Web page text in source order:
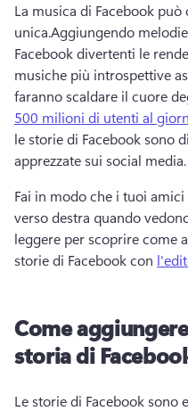
La musica di Facebook
unica.Aggiungendo
Facebook divertenti le
musiche più introspettive
faranno scaldare il cuore
500 milioni di utenti al
le storie di Facebook sono
apprezzate sui social media.
Fai in modo che i tuoi
verso destra quando
leggere per scoprire come
storie di Facebook con
Come
storia di
Le storie di Facebook